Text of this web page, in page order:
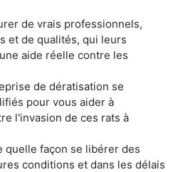
de vrais professionnels,
et de qualités, qui leurs
aide réelle contre les
de dératisation se
pour vous aider à
l'invasion de ces rats à
quelle façon se libérer des
conditions et dans les délais